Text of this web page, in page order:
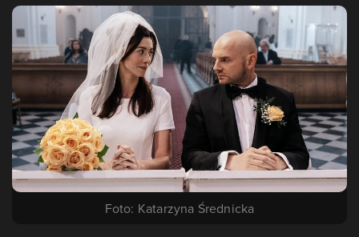
Foto: Katarzyna Średnicka